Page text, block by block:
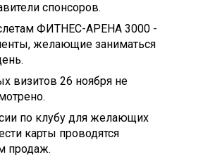
спонсоров.
ФИТНЕС-АРЕНА 3000 -
желающие заниматься
визитов 26 ноября не
по клубу для желающих
карты проводятся
продаж.